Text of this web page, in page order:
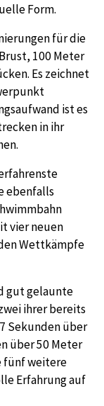
Form.
für die
100 Meter
Es zeichnet
ist es
in ihr
ebenfalls
vier neuen
Wettkämpfe
gut gelaunte
ihrer bereits
Sekunden über
über 50 Meter
fünf weitere
Erfahrung auf